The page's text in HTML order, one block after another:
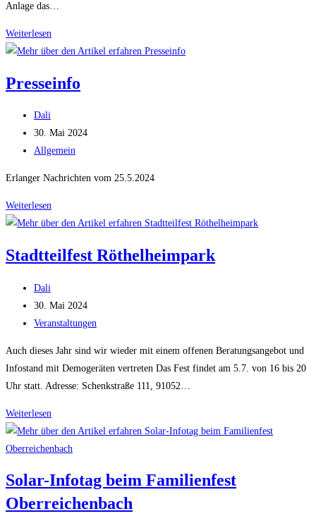
Anlage das…
Weiterlesen
Heuss-
Stadtteilfest
Presseinfo
Beitrags-
Autor:
Dali
Beitrag
veröffentlicht:
30. Mai 2024
Beitrags-
Allgemein
Erlanger Nachrichten vom 25.5.2024
Weiterlesen
Stadtteilfest Röthelheimpark
Beitrags-
Autor:
Dali
Beitrag
veröffentlicht:
30. Mai 2024
Beitrags-
Veranstaltungen
Auch dieses Jahr sind wir wieder mit einem offenen Beratungsangebot und
Infostand mit Demogeräten vertreten Das Fest findet am 5.7. von 16 bis 20
Uhr statt. Adresse: Schenkstraße 111, 91052…
Weiterlesen
Röthelheimpark
Solar-Infotag beim Familienfest
Oberreichenbach